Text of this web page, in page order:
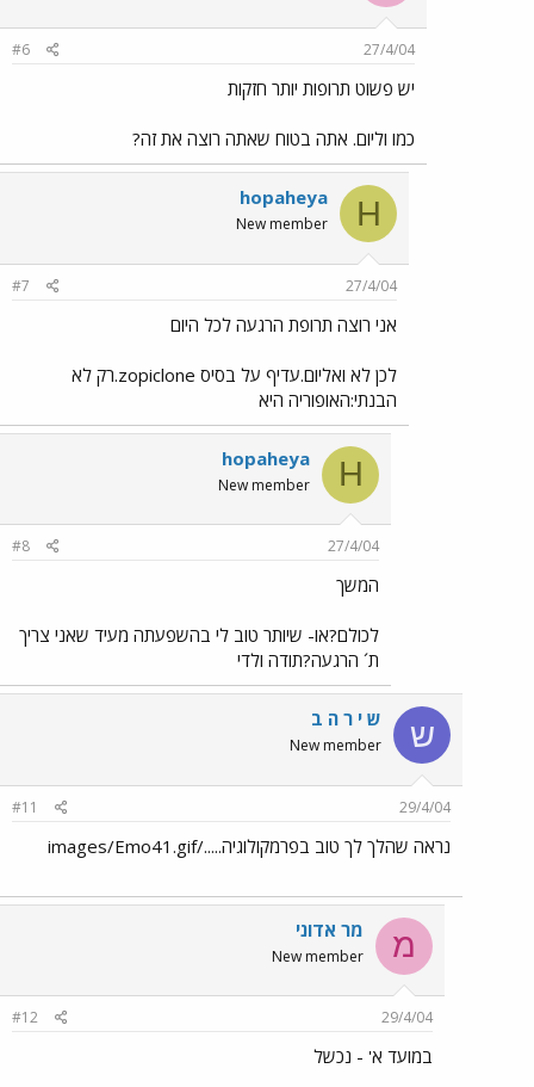
27/4/04
#6
יש פשוט תרופות יותר חזקות
כמו וליום. אתה בטוח שאתה רוצה את זה?
H
hopaheya
New member
27/4/04
#7
אני רוצה תרופת הרגעה לכל היום
לכן לא ואליום.עדיף על בסיס zopiclone.רק לא
הבנתי:האופוריה היא
H
hopaheya
New member
27/4/04
#8
המשך
לכולם?או- שיותר טוב לי בהשפעתה מעיד שאני צריך
ת´ הרגעה?תודה ולדי
ש ש י ר ה ב
New member
29/4/04
#11
נראה שהלך לך טוב בפרמקולוגיה...../images/Emo41.gif
מ מר אדוני
New member
29/4/04
#12
במועד א' - נכשל